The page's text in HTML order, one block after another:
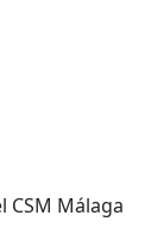
CSM Málaga